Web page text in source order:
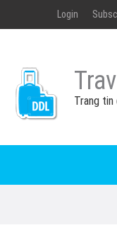
Login
Trang tin